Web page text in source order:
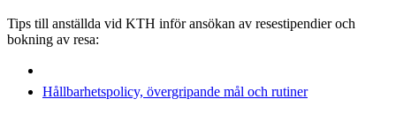
Tips till anställda vid KTH inför ansökan av resestipendier och
bokning av resa:
Hållbarhetspolicy, övergripande mål och rutiner